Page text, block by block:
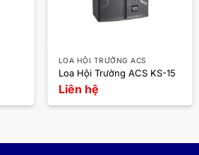
LOA HỘI TRƯỜNG ACS
Loa Hội Trường ACS KS-15
Liên hệ